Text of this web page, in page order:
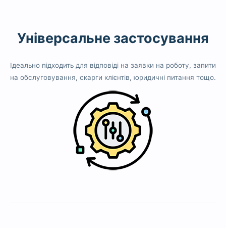
Універсальне застосування
Ідеально підходить для відповіді на заявки на роботу, запити
на обслуговування, скарги клієнтів, юридичні питання тощо.